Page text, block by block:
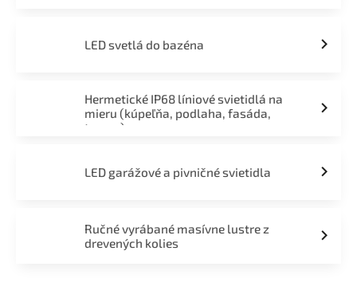
LED svetlá do bazéna
Hermetické IP68 líniové svietidlá na
mieru (kúpeľňa, podlaha, fasáda,
terasa)
LED garážové a pivničné svietidla
Ručné vyrábané masívne lustre z
drevených kolies